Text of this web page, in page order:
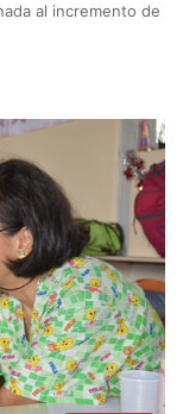
al incremento de